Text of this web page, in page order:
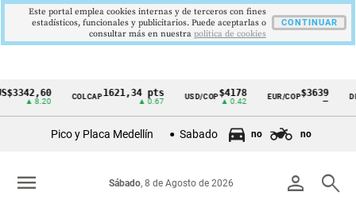
Cintillo
Colombia
COLCAP1621,34 pts USD/COP$4178
▲ 0.42
EUR/COP$3639
—
Pico y Placa Medellín Sabado no no
person search
Sábado, 8 de Agosto de 2026
menu
Este portal emplea cookies internas y de terceros con fines
estadísticos, funcionales y publicitarios. Puede aceptarlas o
consultar más en nuestra politica de cookies
CONTINUAR